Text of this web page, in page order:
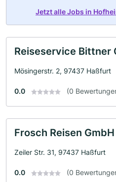
Jetzt alle Jobs in
Reiseservice Bittner
Mösingerstr. 2, 97437 Haßfurt
0.0 (0
Frosch Reisen GmbH
Zeiler Str. 31, 97437 Haßfurt
0.0 (0